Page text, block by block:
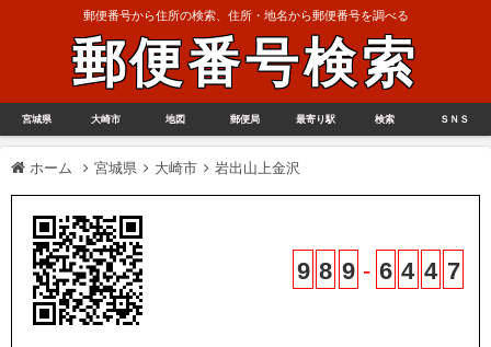
郵便番号から住所の検索、住所・地名から郵便番号を調べる
郵便番号検索
宮城県 大崎市 地図 郵便局 最寄り駅 検索 ＳＮＳ
ホーム 宮城県 大崎市 岩出山上金沢
9 8 9 - 6 4 4 7